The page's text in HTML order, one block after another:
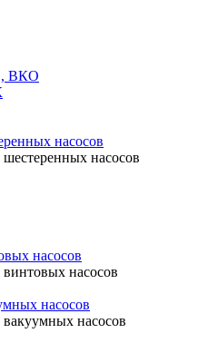
ВКО
насосов
шестеренных насосов
насосов
винтовых насосов
насосов
вакуумных насосов